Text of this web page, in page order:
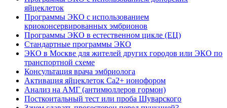
яйцеклеток
Программы ЭКО с использованием
криоконсервированных эмбрионов
Программы ЭКО в естественном цикле (ЕЦ)
Стандартные программы ЭКО
ЭКО в Москве для жителей других городов или ЭКО по
транспортной схеме
Консультация врача эмбриолога
Активация яйцеклеток Са2+ ионофором
Анализ на АМГ (антимюллеров гормон)
Посткоитальный тест или проба Шуварского